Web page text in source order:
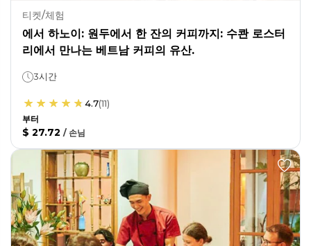
티켓/체험
에서 하노이: 원두에서 한 잔의 커피까지: 수콴 로스터
리에서 만나는 베트남 커피의 유산.
3시간
4.7(11)
부터
$ 27.72 / 손님